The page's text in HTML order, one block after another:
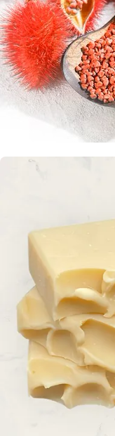
Jamaica
Achiote